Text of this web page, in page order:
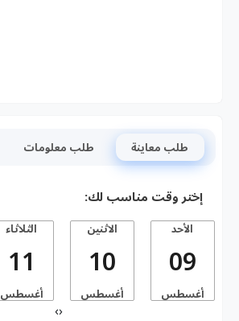
طلب معاينة طلب معلومات
إختر وقت مناسب لك:
الأحد
09
أغسطس
الاثنين
10
أغسطس
الثلاثاء
11
أغسطس
‹
›